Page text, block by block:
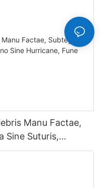
Manu Factae,
Sine Suturis,
Constricto